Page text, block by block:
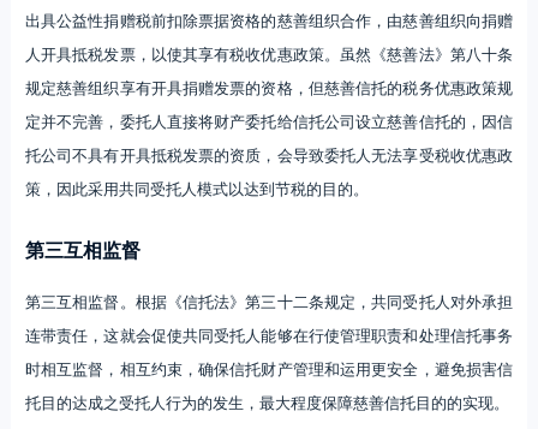
出具公益性捐赠税前扣除票据资格的慈善组织合作，由慈善组织向捐赠
人开具抵税发票，以使其享有税收优惠政策。虽然《慈善法》第八十条
规定慈善组织享有开具捐赠发票的资格，但慈善信托的税务优惠政策规
定并不完善，委托人直接将财产委托给信托公司设立慈善信托的，因信
托公司不具有开具抵税发票的资质，会导致委托人无法享受税收优惠政
策，因此采用共同受托人模式以达到节税的目的。
第三互相监督
第三互相监督。根据《信托法》第三十二条规定，共同受托人对外承担
连带责任，这就会促使共同受托人能够在行使管理职责和处理信托事务
时相互监督，相互约束，确保信托财产管理和运用更安全，避免损害信
托目的达成之受托人行为的发生，最大程度保障慈善信托目的的实现。